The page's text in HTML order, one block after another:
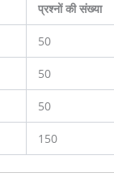
प्रश्नों की संख्या
50
50
50
150